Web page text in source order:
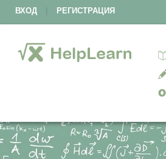
ВХОД РЕГИСТРАЦИЯ